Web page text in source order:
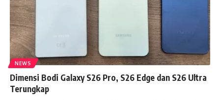
NEWS
Dimensi Bodi Galaxy S26 Pro, S26 Edge dan S26 Ultra
Terungkap